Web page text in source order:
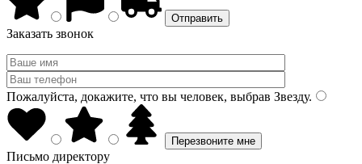
Заказать звонок
Пожалуйста, докажите, что вы человек, выбрав Звезду.
Письмо директору